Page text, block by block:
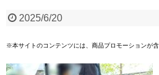
2025/6/20
※本サイトのコンテンツには、商品プロモーションが含